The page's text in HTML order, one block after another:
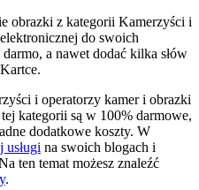
obrazki z kategorii Kamerzyści i
do swoich
a nawet dodać kilka słów
i operatorzy kamer i obrazki
kategorii są w 100% darmowe,
dodatkowe koszty. W
usługi na swoich blogach i
ten temat możesz znaleźć
.